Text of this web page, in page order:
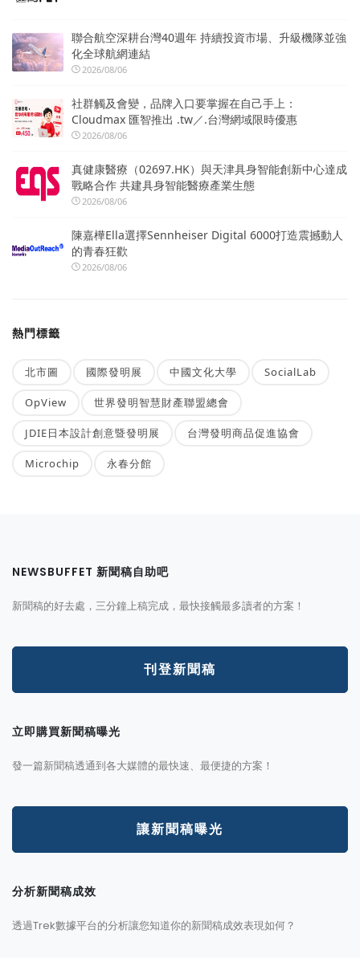
聯合航空深耕台灣40週年 持續投資市場、升級機隊並強
化全球航網連結
2026/08/06
社群觸及會變，品牌入口要掌握在自己手上：
Cloudmax 匯智推出 .tw／.台灣網域限時優惠
2026/08/06
真健康醫療（02697.HK）與天津具身智能創新中心達成
戰略合作 共建具身智能醫療產業生態
2026/08/06
陳嘉樺Ella選擇Sennheiser Digital 6000打造震撼動人
的青春狂歡
2026/08/06
熱門標籤
北市圖 國際發明展 中國文化大學 SocialLab
OpView 世界發明智慧財產聯盟總會
JDIE日本設計創意暨發明展 台灣發明商品促進協會
Microchip 永春分館
NEWSBUFFET 新聞稿自助吧
新聞稿的好去處，三分鐘上稿完成，最快接觸最多讀者的方案！
刊登新聞稿
立即購買新聞稿曝光
發一篇新聞稿透通到各大媒體的最快速、最便捷的方案！
讓新聞稿曝光
分析新聞稿成效
透過Trek數據平台的分析讓您知道你的新聞稿成效表現如何？